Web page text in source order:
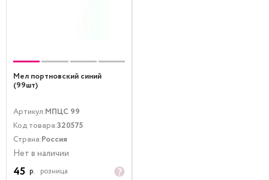
Мел портновский синий
(99шт)
Артикул:МПЦС 99
Код товара:320575
Страна:Россия
Нет в наличии
45 р. розница